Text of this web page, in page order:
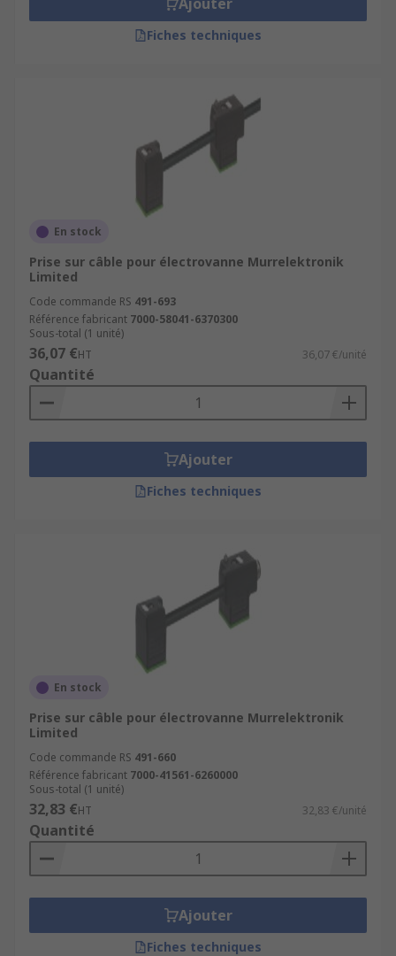
Fiches techniques
En stock
Prise sur câble pour électrovanne Murrelektronik
Limited
Code commande RS 491-693
Référence fabricant 7000-58041-6370300
Sous-total (1 unité)
36,07 €HT 36,07 €/unité
Quantité
Ajouter
Fiches techniques
En stock
Prise sur câble pour électrovanne Murrelektronik
Limited
Code commande RS 491-660
Référence fabricant 7000-41561-6260000
Sous-total (1 unité)
32,83 €HT 32,83 €/unité
Quantité
Ajouter
Fiches techniques